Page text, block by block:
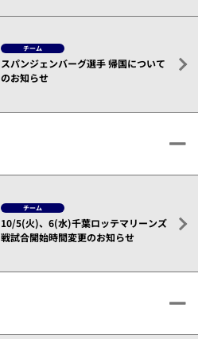
チーム
スパンジェンバーグ選手 帰国について
のお知らせ
チーム
10/5(火)、6(水)千葉ロッテマリーンズ
戦試合開始時間変更のお知らせ